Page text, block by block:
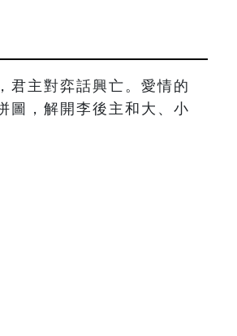
君主對弈話興亡。愛情的
圖，解開李後主和大、小